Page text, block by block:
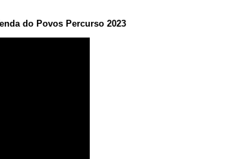
do Povos Percurso 2023